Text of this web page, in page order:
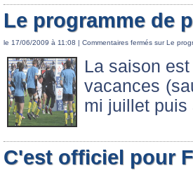
Le programme de
le 17/06/2009 à 11:08 | Commentaires fermés sur Le
La saison
vacances
mi juillet puis
C'est officiel pour